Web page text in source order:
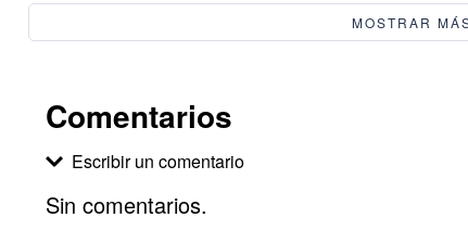
tener bajo perfil y anya, una huerfanita que sólo busca
de esposa e hija respectivamente. Pero resulta
MOSTRAR
Comentarios
Escribir un comentario
Sin comentarios.